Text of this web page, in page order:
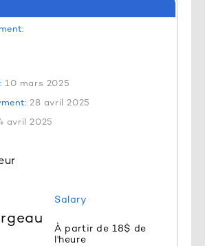
10 mars 2025
28 avril 2025
avril 2025
Salary
À partir de 18$ de
l'heure